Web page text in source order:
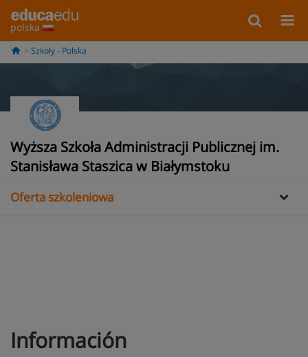
polska
Szkoły - Polska
Wyższa Szkoła Administracji Publicznej im.
Stanisława Staszica w Białymstoku
Informacje
Galería
Oferta szkoleniowa
Información